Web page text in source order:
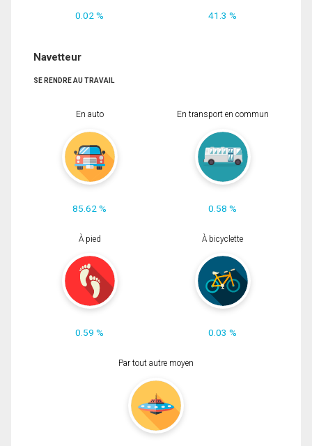
0.02 % 41.3 %
Navetteur
SE RENDRE AU TRAVAIL
En auto
85.62 %
En transport en commun
0.58 %
À pied
0.59 %
À bicyclette
0.03 %
Par tout autre moyen